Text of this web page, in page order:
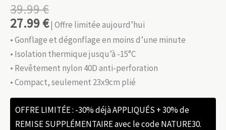
39.99€
27.99€| Offre limitée aujourd’hui
• Gonflage et dégonflage en moins d’une minute
• Isolation thermique jusqu’à -15°C
• Revêtement nylon 40D anti-perforation
• Compact, seulement 23x9cm plié
OFFRE LIMITÉE : -30% déjà APPLIQUÉS + 30% de
REMISE SUPPLÉMENTAIRE avec le code NATURE30.